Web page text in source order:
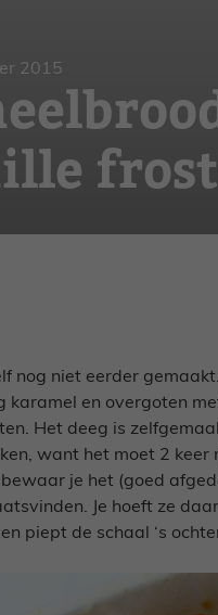
2015
nog niet eerder
karamel en overgoten
Het deeg is
want het moet 2 keer
je het (goed
Je hoeft ze
piept de schaal ‘s